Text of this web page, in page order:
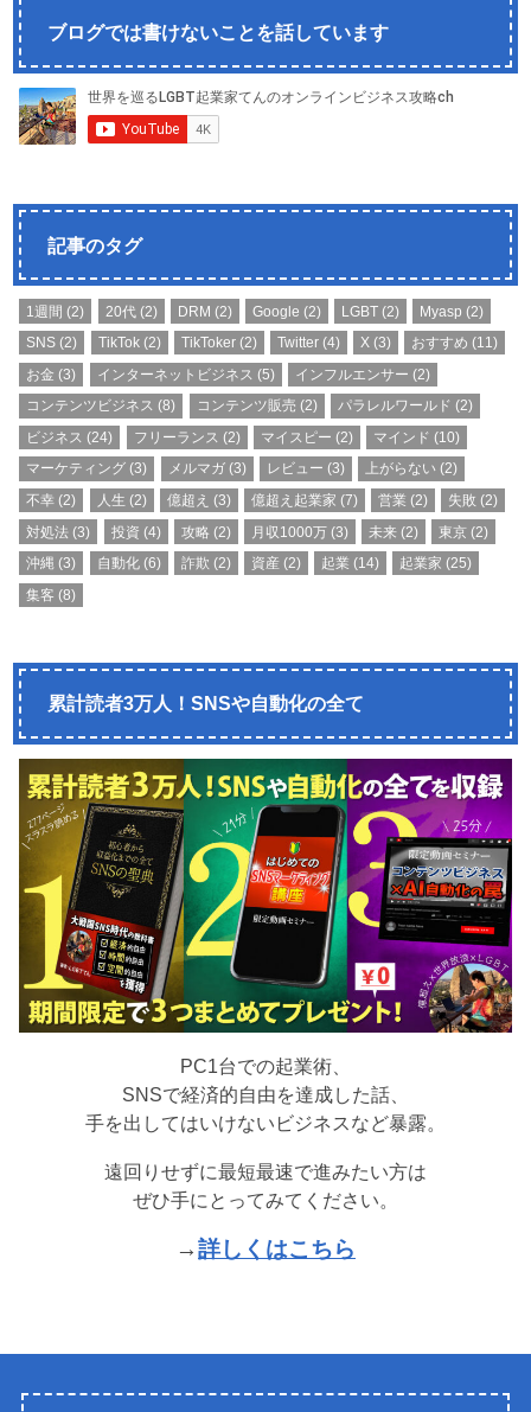
ブログでは書けないことを話しています
記事のタグ
1週間 (2) 20代 (2) DRM (2) Google (2) LGBT (2) Myasp (2)
SNS (2) TikTok(2) TikToker(2) Twitter (4) X (3) おすすめ (11)
お金 (3) インターネットビジネス (5) インフルエンサー (2)
コンテンツビジネス (8) コンテンツ販売 (2) パラレルワールド (2)
ビジネス (24) フリーランス (2) マイスピー (2) マインド (10)
マーケティング (3) メルマガ(3) レビュー (3) 上がらない (2)
不幸 (2) 人生 (2) 億超え (3) 億超え起業家 (7) 営業 (2) 失敗 (2)
対処法 (3) 投資 (4) 攻略 (2) 月収1000万 (3) 未来 (2) 東京 (2)
沖縄 (3) 自動化(6) 詐欺 (2) 資産 (2) 起業 (14) 起業家 (25)
集客 (8)
累計読者3万人！SNSや自動化の全て
PC1台での起業術、
SNSで経済的自由を達成した話、
手を出してはいけないビジネスなど暴露。
遠回りせずに最短最速で進みたい方は
ぜひ手にとってみてください。
→詳しくはこちら